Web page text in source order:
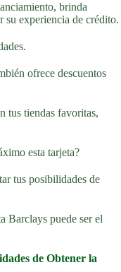
brinda
su experiencia de crédito.
ofrece descuentos
tus tiendas favoritas,
esta tarjeta?
tus posibilidades de
Barclays puede ser el
de Obtener la